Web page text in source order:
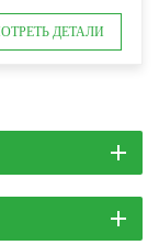
ДЕТАЛИ